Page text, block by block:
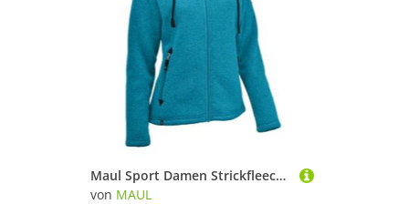
Maul Sport Damen Strickfleece Jacke Chieming
von MAUL